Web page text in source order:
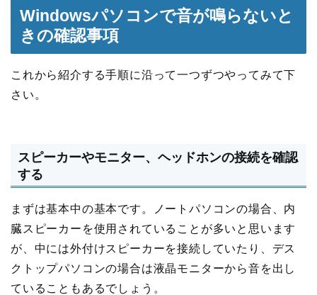
Windowsパソコンで音が鳴らないと
きの確認事項
これから紹介する手順に沿って一つずつやってみて下
さい。
スピーカーやモニター、ヘッドホンの接続を確認
する
まずは基本中の基本です。ノートパソコンの場合、内
臓スピーカーを使用されていることが多いと思います
が、中には外付けスピーカーを接続していたり、デス
クトップパソコンの場合は液晶モニターから音を出し
ていることもあるでしょう。